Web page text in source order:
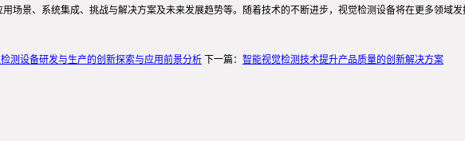
场景、系统集成、挑战与解决方案及未来发展趋势等。随着技术的不断进步，视觉检测设备将在更多领域
测设备研发与生产的创新探索与应用前景分析下一篇： 智能视觉检测技术提升产品质量的创新解决方案